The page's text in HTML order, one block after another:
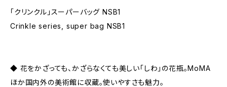
「クリンクル」スーパーバッグ NSB1
Crinkle series, super bag NSB1
◆ 花をかざっても、かざらなくても美しい「しわ」の花瓶。MoMA
ほか国内外の美術館に収蔵。使いやすさも魅力。